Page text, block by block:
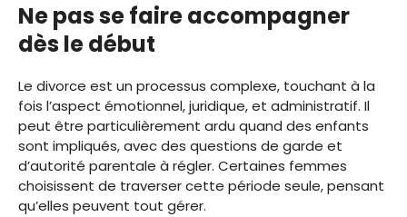
Ne pas se faire accompagner
dès le début
Le divorce est un processus complexe, touchant à la
fois l’aspect émotionnel, juridique, et administratif. Il
peut être particulièrement ardu quand des enfants
sont impliqués, avec des questions de garde et
d’autorité parentale à régler. Certaines femmes
choisissent de traverser cette période seule, pensant
qu’elles peuvent tout gérer.